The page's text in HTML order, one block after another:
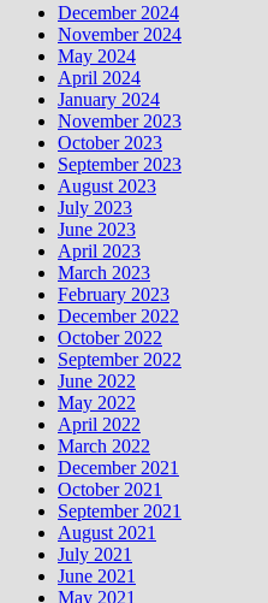
December 2024
November 2024
May 2024
April 2024
January 2024
November 2023
October 2023
September 2023
August 2023
July 2023
June 2023
April 2023
March 2023
February 2023
December 2022
October 2022
September 2022
June 2022
May 2022
April 2022
March 2022
December 2021
October 2021
September 2021
August 2021
July 2021
June 2021
May 2021